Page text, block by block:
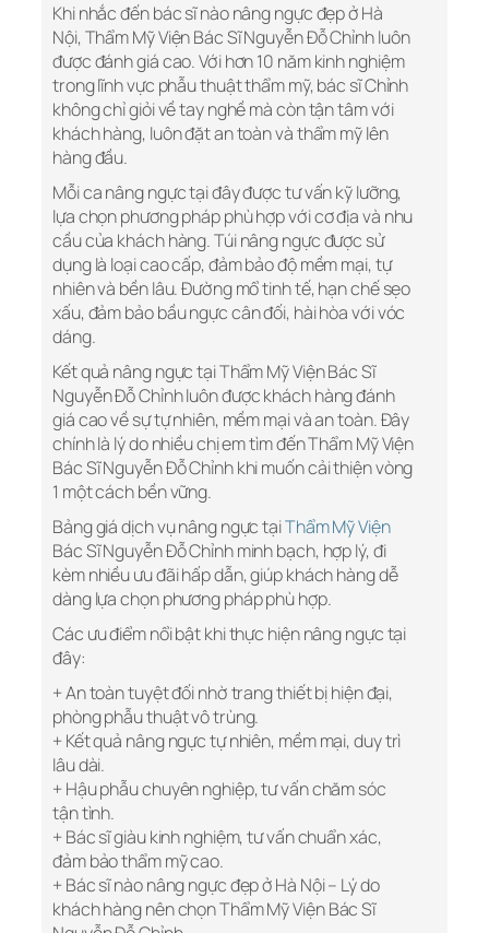
Khi nhắc đến bác sĩ nào nâng ngực đẹp ở Hà
Nội, Thẩm Mỹ Viện Bác Sĩ Nguyễn Đỗ Chỉnh luôn
được đánh giá cao. Với hơn 10 năm kinh nghiệm
trong lĩnh vực phẫu thuật thẩm mỹ, bác sĩ Chỉnh
không chỉ giỏi về tay nghề mà còn tận tâm với
khách hàng, luôn đặt an toàn và thẩm mỹ lên
hàng đầu.
Mỗi ca nâng ngực tại đây được tư vấn kỹ lưỡng,
lựa chọn phương pháp phù hợp với cơ địa và nhu
cầu của khách hàng. Túi nâng ngực được sử
dụng là loại cao cấp, đảm bảo độ mềm mại, tự
nhiên và bền lâu. Đường mổ tinh tế, hạn chế sẹo
xấu, đảm bảo bầu ngực cân đối, hài hòa với vóc
dáng.
Kết quả nâng ngực tại Thẩm Mỹ Viện Bác Sĩ
Nguyễn Đỗ Chỉnh luôn được khách hàng đánh
giá cao về sự tự nhiên, mềm mại và an toàn. Đây
chính là lý do nhiều chị em tìm đến Thẩm Mỹ Viện
Bác Sĩ Nguyễn Đỗ Chỉnh khi muốn cải thiện vòng
1 một cách bền vững.
Bảng giá dịch vụ nâng ngực tạiThẩm Mỹ Viện
Bác Sĩ Nguyễn Đỗ Chỉnh minh bạch, hợp lý, đi
kèm nhiều ưu đãi hấp dẫn, giúp khách hàng dễ
dàng lựa chọn phương pháp phù hợp.
Các ưu điểm nổi bật khi thực hiện nâng ngực tại
đây:
+ An toàn tuyệt đối nhờ trang thiết bị hiện đại,
phòng phẫu thuật vô trùng.
+ Kết quả nâng ngực tự nhiên, mềm mại, duy trì
lâu dài.
+ Hậu phẫu chuyên nghiệp, tư vấn chăm sóc
tận tình.
+ Bác sĩ giàu kinh nghiệm, tư vấn chuẩn xác,
đảm bảo thẩm mỹ cao.
+ Bác sĩ nào nâng ngực đẹp ở Hà Nội – Lý do
khách hàng nên chọn Thẩm Mỹ Viện Bác Sĩ